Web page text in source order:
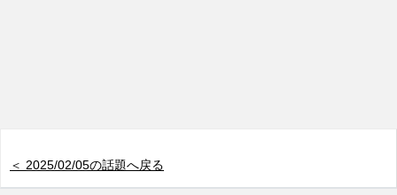
＜ 2025/02/05の話題へ戻る